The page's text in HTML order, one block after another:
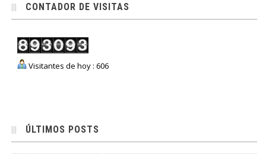
CONTADOR DE VISITAS
Visitantes de hoy : 606
ÚLTIMOS POSTS